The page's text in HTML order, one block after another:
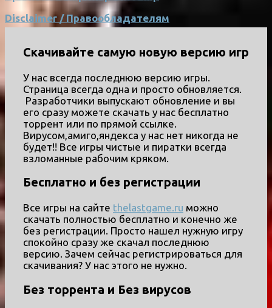
Disclaimer / Правообладателям
Скачивайте самую новую версию игр
У нас всегда последнюю версию игры.
Страница всегда одна и просто обновляется.
Разработчики выпускают обновление и вы
его сразу можете скачать у нас бесплатно
торрент или по прямой ссылке.
Вирусом,амиго,яндекса у нас нет никогда не
будет!! Все игры чистые и пиратки всегда
взломанные рабочим кряком.
Бесплатно и без регистрации
Все игры на сайте thelastgame.ru можно
скачать полностью бесплатно и конечно же
без регистрации. Просто нашел нужную игру
спокойно сразу же скачал последнюю
версию. Зачем сейчас регистрироваться для
скачивания? У нас этого не нужно.
Без торрента и Без вирусов